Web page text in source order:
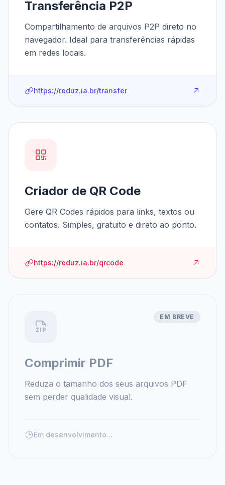
Transferência P2P
Compartilhamento de arquivos P2P direto no
navegador. Ideal para transferências rápidas
em redes locais.
https://reduz.ia.br/transfer
Criador de QR Code
Gere QR Codes rápidos para links, textos ou
contatos. Simples, gratuito e direto ao ponto.
https://reduz.ia.br/qrcode
EM BREVE
Comprimir PDF
Reduza o tamanho dos seus arquivos PDF
sem perder qualidade visual.
Em desenvolvimento...